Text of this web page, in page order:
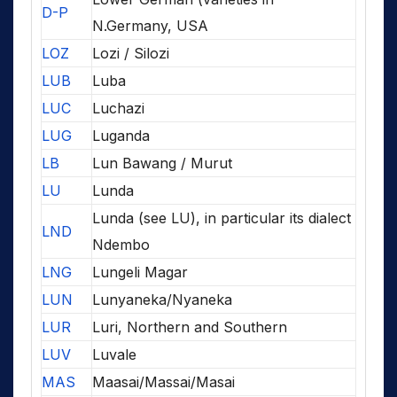
D-P
N.Germany, USA
LOZ
Lozi / Silozi
LUB
Luba
LUC
Luchazi
LUG
Luganda
LB
Lun Bawang / Murut
LU
Lunda
LND
Lunda (see LU), in particular its dialect
Ndembo
LNG
Lungeli Magar
LUN
Lunyaneka/Nyaneka
LUR
Luri, Northern and Southern
LUV
Luvale
MAS
Maasai/Massai/Masai